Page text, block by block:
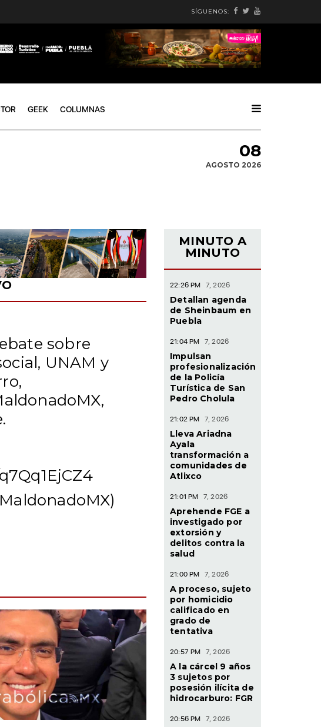
SÍGUENOS:
GEEK COLUMNAS
08
AGOSTO 2026
sobre
UNAM y
,
.
MINUTO A
MINUTO
22:26 PM 7, 2026
Detallan agenda
de Sheinbaum en
Puebla
21:04 PM 7, 2026
Impulsan
profesionalización
de la Policía
Turística de San
Pedro Cholula
21:02 PM 7, 2026
Lleva Ariadna
Ayala
transformación a
comunidades de
Atlixco
21:01 PM 7, 2026
Aprehende FGE a
investigado por
extorsión y
delitos contra la
salud
21:00 PM 7, 2026
A proceso, sujeto
por homicidio
calificado en
grado de
tentativa
20:57 PM 7, 2026
A la cárcel 9 años
3 sujetos por
posesión ilícita de
hidrocarburo: FGR
20:56 PM 7, 2026